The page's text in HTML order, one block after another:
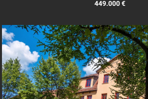
449.000 €